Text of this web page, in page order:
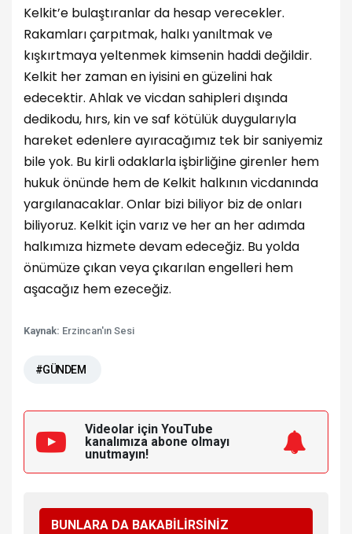
Kelkit’e bulaştıranlar da hesap verecekler.
Rakamları çarpıtmak, halkı yanıltmak ve
kışkırtmaya yeltenmek kimsenin haddi değildir.
Kelkit her zaman en iyisini en güzelini hak
edecektir. Ahlak ve vicdan sahipleri dışında
dedikodu, hırs, kin ve saf kötülük duygularıyla
hareket edenlere ayıracağımız tek bir saniyemiz
bile yok. Bu kirli odaklarla işbirliğine girenler hem
hukuk önünde hem de Kelkit halkının vicdanında
yargılanacaklar. Onlar bizi biliyor biz de onları
biliyoruz. Kelkit için varız ve her an her adımda
halkımıza hizmete devam edeceğiz. Bu yolda
önümüze çıkan veya çıkarılan engelleri hem
aşacağız hem ezeceğiz.
Kaynak: Erzincan'ın Sesi
#GÜNDEM
Videolar için YouTube
kanalımıza abone olmayı
unutmayın!
BUNLARA DA BAKABİLİRSİNİZ